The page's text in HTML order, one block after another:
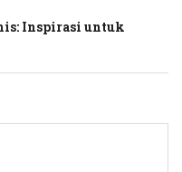
Inspirasi untuk